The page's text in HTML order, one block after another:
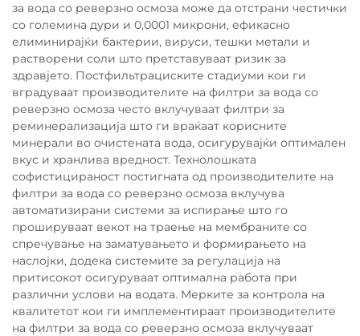
за вода со реверзно осмоза може да отстрани честички
со големина дури и 0,0001 микрони, ефикасно
елиминирајќи бактерии, вируси, тешки метали и
растворени соли што претставуваат ризик за
здравјето. Постфильтрациските стадиуми кои ги
вградуваат производителите на филтри за вода со
реверзно осмоза често вклучуваат филтри за
реминерализација што ги враќаат корисните
минерали во очистената вода, осигурувајќи оптимален
вкус и хранлива вредност. Технолошката
софистицираност постигната од производителите на
филтри за вода со реверзно осмоза вклучува
автоматизирани системи за испирање што го
прошируваат векот на траење на мембраните со
спречување на заматувањето и формирањето на
наслојки, додека системите за регулација на
притисокот осигуруваат оптимална работа при
различни услови на водата. Мерките за контрола на
квалитетот кои ги имплементираат производителите
на филтри за вода со реверзно осмоза вклучуваат